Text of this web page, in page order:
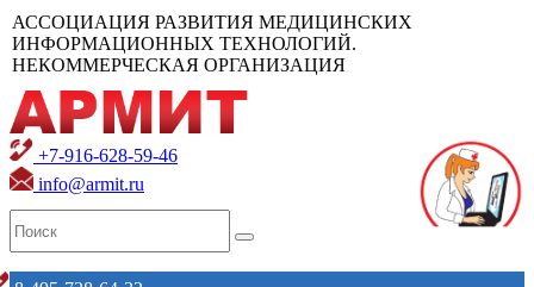
АССОЦИАЦИЯ РАЗВИТИЯ МЕДИЦИНСКИХ
ИНФОРМАЦИОННЫХ ТЕХНОЛОГИЙ.
НЕКОММЕРЧЕСКАЯ ОРГАНИЗАЦИЯ
+7-916-628-59-46
info@armit.ru